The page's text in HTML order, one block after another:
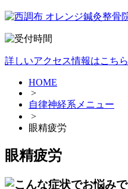
詳しいアクセス情報はこちら
HOME
>
自律神経系メニュー
>
眼精疲労
眼精疲労